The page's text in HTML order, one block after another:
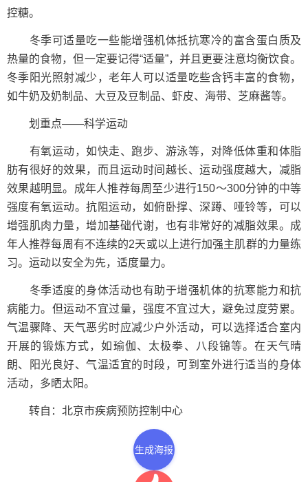
控糖。
冬季可适量吃一些能增强机体抵抗寒冷的富含蛋白质及
热量的食物，但一定要记得“适量”，并且更要注意均衡饮食。
冬季阳光照射减少，老年人可以适量吃些含钙丰富的食物，
如牛奶及奶制品、大豆及豆制品、虾皮、海带、芝麻酱等。
划重点——科学运动
有氧运动，如快走、跑步、游泳等，对降低体重和体脂
肪有很好的效果，而且运动时间越长、运动强度越大，减脂
效果越明显。成年人推荐每周至少进行150～300分钟的中等
强度有氧运动。抗阻运动，如俯卧撑、深蹲、哑铃等，可以
增强肌肉力量，增加基础代谢，也有非常好的减脂效果。成
年人推荐每周有不连续的2天或以上进行加强主肌群的力量练
习。运动以安全为先，适度量力。
冬季适度的身体活动也有助于增强机体的抗寒能力和抗
病能力。但运动不宜过量，强度不宜过大，避免过度劳累。
气温骤降、天气恶劣时应减少户外活动，可以选择适合室内
开展的锻炼方式，如瑜伽、太极拳、八段锦等。在天气晴
朗、阳光良好、气温适宜的时段，可到室外进行适当的身体
活动，多晒太阳。
转自：北京市疾病预防控制中心
生成海报